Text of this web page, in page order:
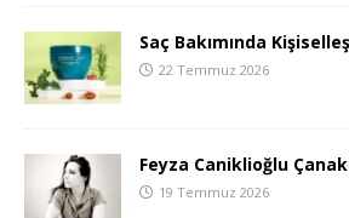
Saç Bakımında
22 Temmuz 2026
Feyza Caniklioğlu
19 Temmuz 2026